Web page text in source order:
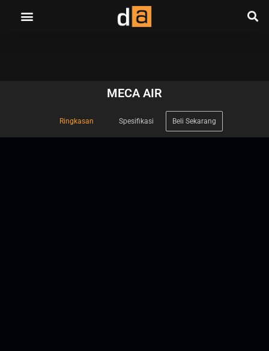
MECA AIR
Ringkasan Spesifikasi Beli Sekarang